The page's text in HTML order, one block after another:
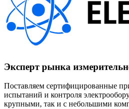
Эксперт рынка
Поставляем сертифицированные
испытаний и контроля
крупными, так и с небольшими